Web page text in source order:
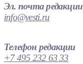
Эл. почта редакции
info@vesti.ru
Телефон редакции
+7 495 232 63 33